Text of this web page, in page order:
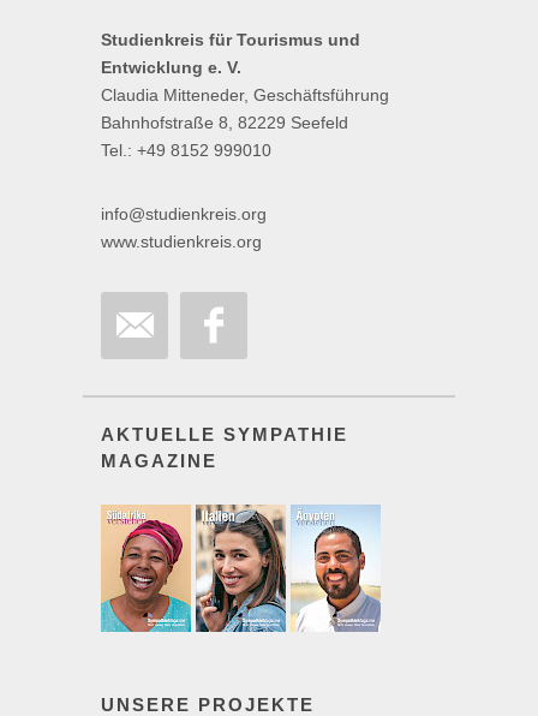
Studienkreis für Tourismus und
Entwicklung e. V.
Claudia Mitteneder, Geschäftsführung
Bahnhofstraße 8, 82229 Seefeld
Tel.: +49 8152 999010
info@studienkreis.org
www.studienkreis.org
AKTUELLE SYMPATHIE
MAGAZINE
UNSERE PROJEKTE